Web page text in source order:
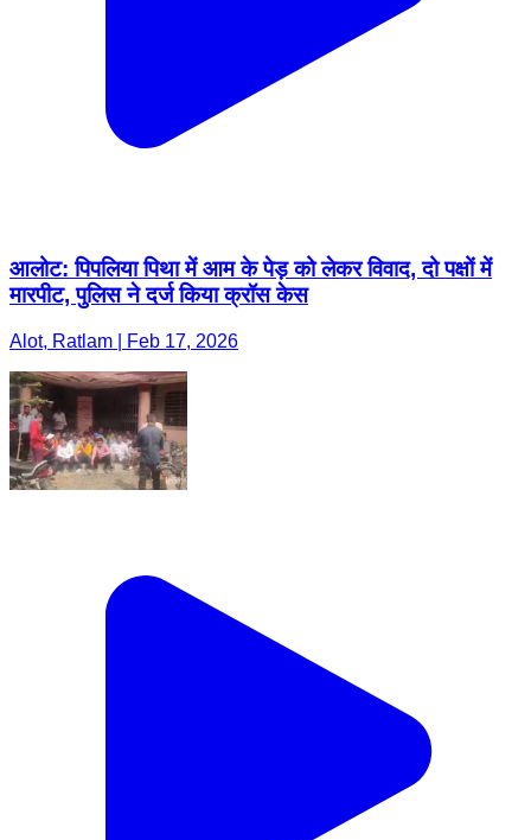
आलोट: पिपलिया पिथा में आम के पेड़ को लेकर विवाद, दो पक्षों में
मारपीट, पुलिस ने दर्ज किया क्रॉस केस
Alot, Ratlam | Feb 17, 2026